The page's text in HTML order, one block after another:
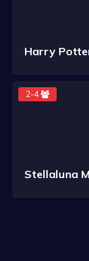
Harry
2-4
Stellaluna